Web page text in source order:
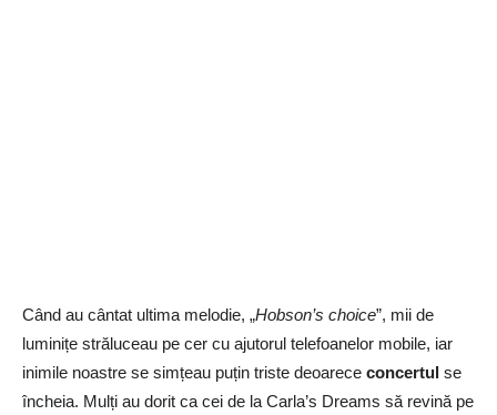
Când au cântat ultima melodie, „Hobson’s choice”, mii de
luminițe străluceau pe cer cu ajutorul telefoanelor mobile, iar
inimile noastre se simțeau puțin triste deoarece concertul se
încheia. Mulți au dorit ca cei de la Carla’s Dreams să revină pe